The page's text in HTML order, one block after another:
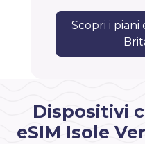
Scopri i piani
Dispositivi
eSIM Isole